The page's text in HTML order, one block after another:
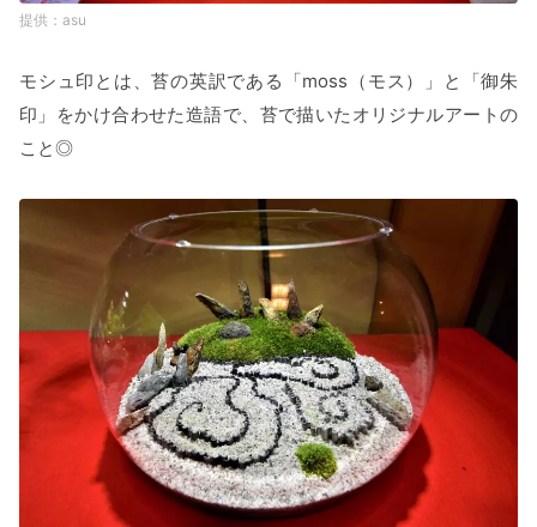
asu
モシュ印とは、苔の英訳である「moss（モス）」と「御朱
印」をかけ合わせた造語で、苔で描いたオリジナルアートの
こと◎